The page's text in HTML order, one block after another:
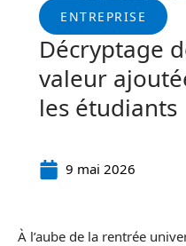
ENTREPRISE
Décryptage
valeur
les étudiants
9 mai 2026
À l’aube de la rentrée